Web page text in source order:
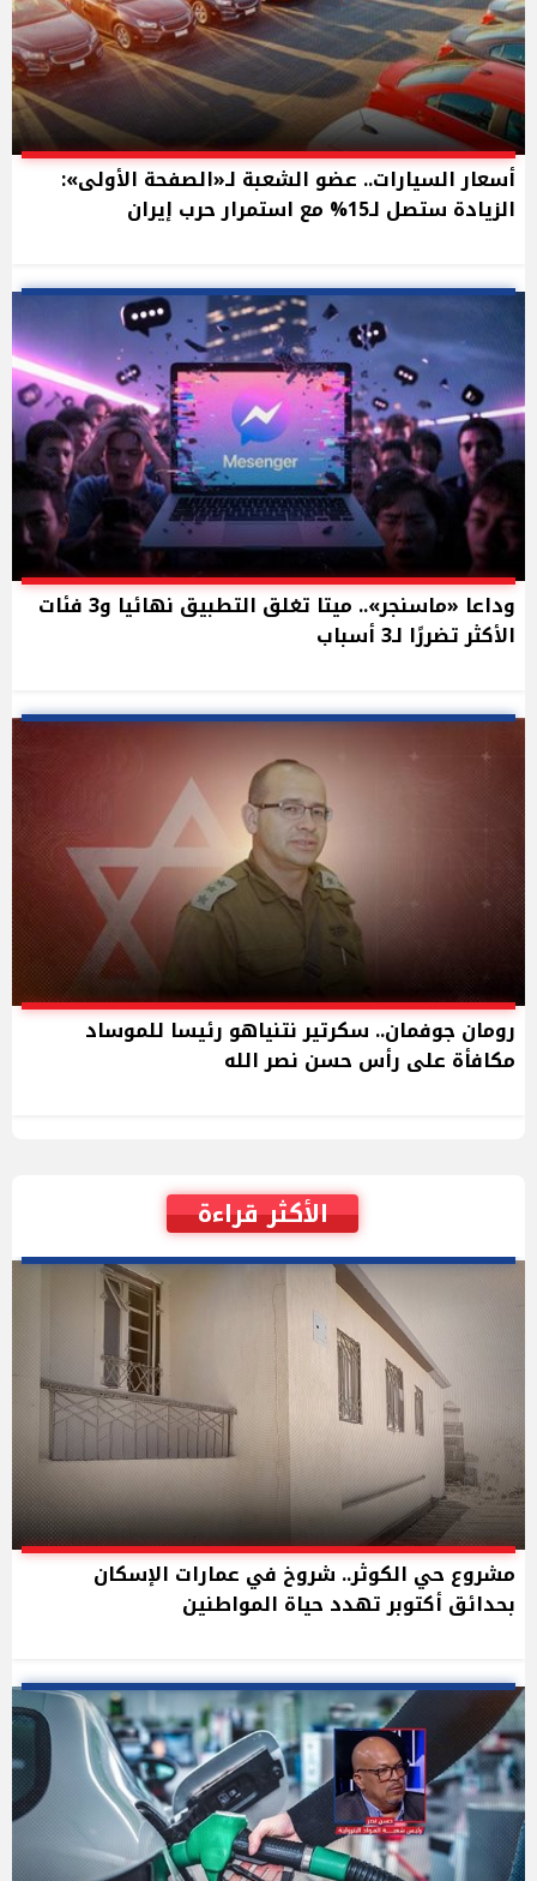
أسعار السيارات.. عضو الشعبة لـ«الصفحة الأولى»:
الزيادة ستصل لـ15% مع استمرار حرب إيران
وداعا «ماسنجر».. ميتا تغلق التطبيق نهائيا و3 فئات
الأكثر تضررًا لـ3 أسباب
رومان جوفمان.. سكرتير نتنياهو رئيسا للموساد
مكافأة على رأس حسن نصر الله
الأكثر قراءة
مشروع حي الكوثر.. شروخ في عمارات الإسكان
بحدائق أكتوبر تهدد حياة المواطنين